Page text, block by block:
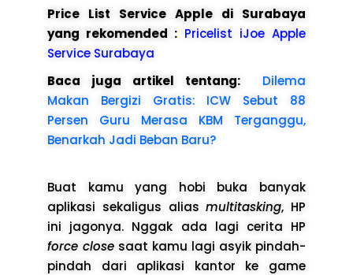
Price List Service Apple di Surabaya
yang rekomended : Pricelist iJoe Apple
Service Surabaya
Baca juga artikel tentang: Dilema
Makan Bergizi Gratis: ICW Sebut 88
Persen Guru Merasa KBM Terganggu,
Benarkah Jadi Beban Baru?
Buat kamu yang hobi buka banyak
aplikasi sekaligus aliasmultitasking, HP
ini jagonya. Nggak ada lagi cerita HP
force close saat kamu lagi asyik pindah-
pindah dari aplikasi kantor ke game